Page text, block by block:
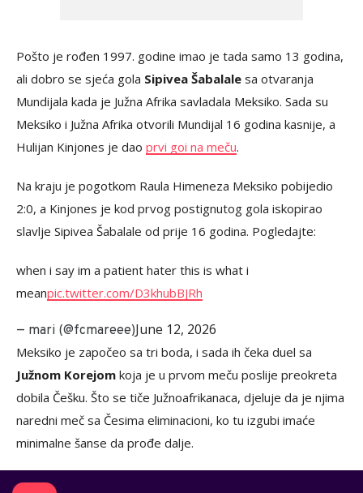
Pošto je rođen 1997. godine imao je tada samo 13 godina,
ali dobro se sjeća gola Sipivea Šabalale sa otvaranja
Mundijala kada je Južna Afrika savladala Meksiko. Sada su
Meksiko i Južna Afrika otvorili Mundijal 16 godina kasnije, a
Hulijan Kinjones je dao prvi goi na meču.
Na kraju je pogotkom Raula Himeneza Meksiko pobijedio
2:0, a Kinjones je kod prvog postignutog gola iskopirao
slavlje Sipivea Šabalale od prije 16 godina. Pogledajte:
when i say im a patient hater this is what i
meanpic.twitter.com/D3khubBJRh
— mari (@fcmareee)June 12, 2026
Meksiko je započeo sa tri boda, i sada ih čeka duel sa
Južnom Korejom koja je u prvom meču poslije preokreta
dobila Češku. Što se tiče Južnoafrikanaca, djeluje da je njima
naredni meč sa Česima eliminacioni, ko tu izgubi imaće
minimalne šanse da prođe dalje.